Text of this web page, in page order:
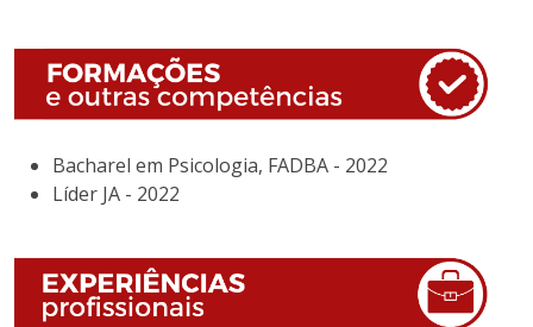
Bacharel em Psicologia, FADBA - 2022
Líder JA - 2022